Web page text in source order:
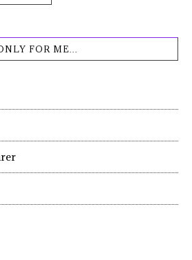
FOR ME…